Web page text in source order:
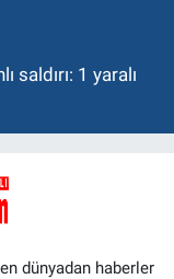
saldırı: 1 yaralı
dünyadan haberler